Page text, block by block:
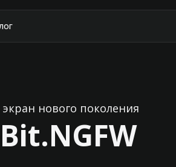
нового поколения